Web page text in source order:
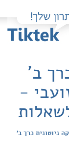
ב'
-
ניוטונית כרך ב'